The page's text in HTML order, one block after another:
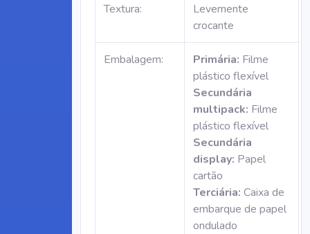
Textura:
Levemente
crocante
Embalagem: Primária: Filme
plástico flexível
Secundária
multipack: Filme
plástico flexível
Secundária
display: Papel
cartão
Terciária: Caixa de
embarque de papel
ondulado